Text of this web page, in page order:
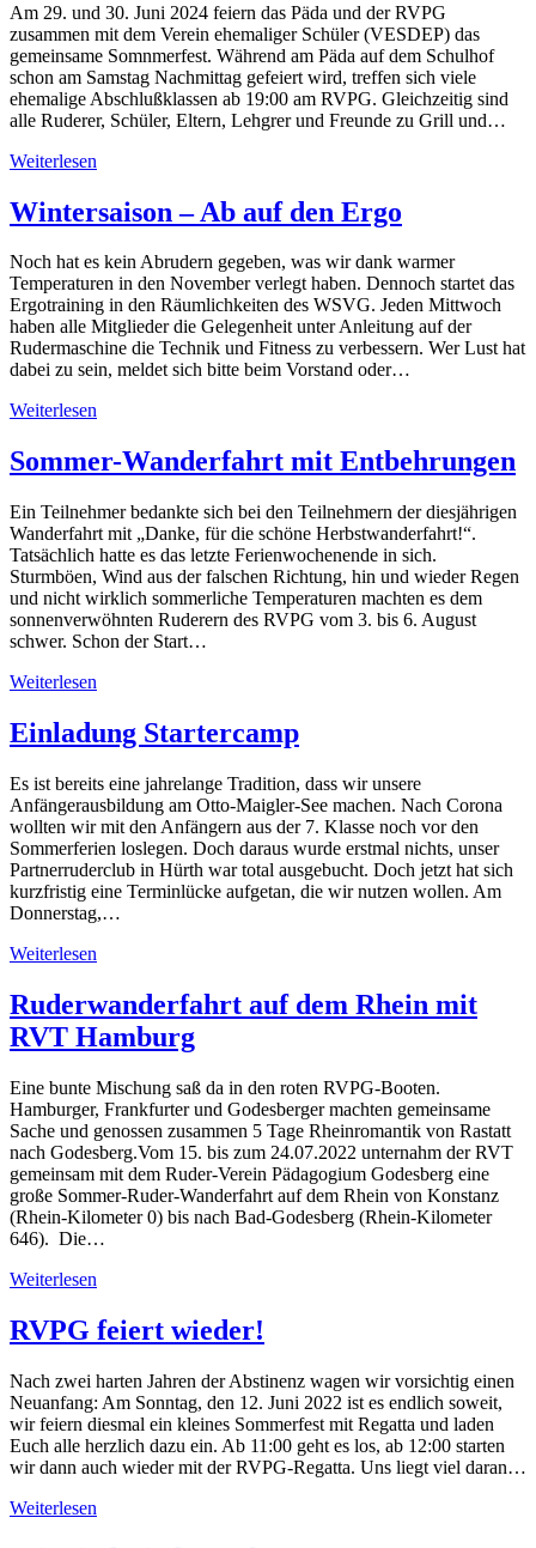
Am 29. und 30. Juni 2024 feiern das Päda und der RVPG
zusammen mit dem Verein ehemaliger Schüler (VESDEP) das
gemeinsame Somnmerfest. Während am Päda auf dem Schulhof
schon am Samstag Nachmittag gefeiert wird, treffen sich viele
ehemalige Abschlußklassen ab 19:00 am RVPG. Gleichzeitig sind
alle Ruderer, Schüler, Eltern, Lehgrer und Freunde zu Grill und…
Weiterlesen
Wintersaison – Ab auf den Ergo
Noch hat es kein Abrudern gegeben, was wir dank warmer
Temperaturen in den November verlegt haben. Dennoch startet das
Ergotraining in den Räumlichkeiten des WSVG. Jeden Mittwoch
haben alle Mitglieder die Gelegenheit unter Anleitung auf der
Rudermaschine die Technik und Fitness zu verbessern. Wer Lust hat
dabei zu sein, meldet sich bitte beim Vorstand oder…
Weiterlesen
Sommer-Wanderfahrt mit Entbehrungen
Ein Teilnehmer bedankte sich bei den Teilnehmern der diesjährigen
Wanderfahrt mit „Danke, für die schöne Herbstwanderfahrt!“.
Tatsächlich hatte es das letzte Ferienwochenende in sich.
Sturmböen, Wind aus der falschen Richtung, hin und wieder Regen
und nicht wirklich sommerliche Temperaturen machten es dem
sonnenverwöhnten Ruderern des RVPG vom 3. bis 6. August
schwer. Schon der Start…
Weiterlesen
Einladung Startercamp
Es ist bereits eine jahrelange Tradition, dass wir unsere
Anfängerausbildung am Otto-Maigler-See machen. Nach Corona
wollten wir mit den Anfängern aus der 7. Klasse noch vor den
Sommerferien loslegen. Doch daraus wurde erstmal nichts, unser
Partnerruderclub in Hürth war total ausgebucht. Doch jetzt hat sich
kurzfristig eine Terminlücke aufgetan, die wir nutzen wollen. Am
Donnerstag,…
Weiterlesen
Ruderwanderfahrt auf dem Rhein mit
RVT Hamburg
Eine bunte Mischung saß da in den roten RVPG-Booten.
Hamburger, Frankfurter und Godesberger machten gemeinsame
Sache und genossen zusammen 5 Tage Rheinromantik von Rastatt
nach Godesberg.Vom 15. bis zum 24.07.2022 unternahm der RVT
gemeinsam mit dem Ruder-Verein Pädagogium Godesberg eine
große Sommer-Ruder-Wanderfahrt auf dem Rhein von Konstanz
(Rhein-Kilometer 0) bis nach Bad-Godesberg (Rhein-Kilometer
646). Die…
Weiterlesen
RVPG feiert wieder!
Nach zwei harten Jahren der Abstinenz wagen wir vorsichtig einen
Neuanfang: Am Sonntag, den 12. Juni 2022 ist es endlich soweit,
wir feiern diesmal ein kleines Sommerfest mit Regatta und laden
Euch alle herzlich dazu ein. Ab 11:00 geht es los, ab 12:00 starten
wir dann auch wieder mit der RVPG-Regatta. Uns liegt viel daran…
Weiterlesen